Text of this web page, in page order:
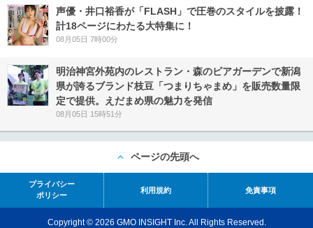
声優・井口裕香が「FLASH」で圧巻のスタイルを披露！
計18ページにわたる大特集に！
08月05日 7時00分
明治神宮外苑内のレストラン・森のビアガーデンで新潟
県が誇るブランド枝豆「つまりちゃまめ」を販売数量限
定で提供。えだまめ県の魅力を発信
08月05日 15時51分
ページの先頭へ
プライバシー
ポリシー
利用規約 免責事項
Copyright © 2026 GMO INSIGHT Inc. All Rights Reserved.